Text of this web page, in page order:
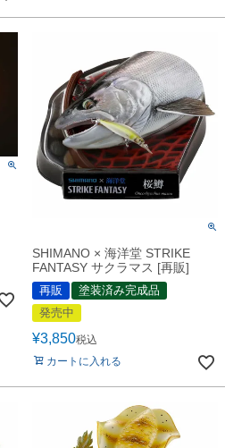
SHIMANO × 海洋堂 STRIKE
FANTASY サクラマス [再販]
再販
塗装済み完成品
発売中
¥3,850税込
カートに入れる